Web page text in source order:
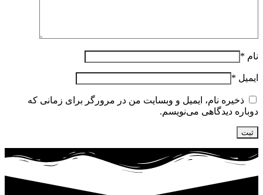
نام *
ایمیل *
ذخیره نام، ایمیل و وبسایت من در مرورگر برای زمانی که
دوباره دیدگاهی می‌نویسم.